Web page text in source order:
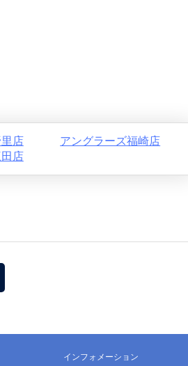
店
アングラーズ福崎店
店
インフォメーション